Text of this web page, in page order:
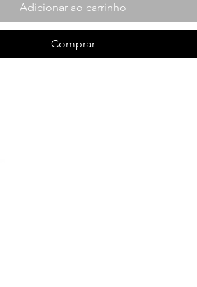
Adicionar ao carrinho
Comprar